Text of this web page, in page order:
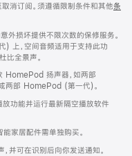
消订阅。须遵循限制条件和其他条
损坏提供不限次数的保修服务。
上，空间音频适用于支持此功
比全景声。
HomePod 扬声器，如两部
部 HomePod (第一代)。
功能并运行最新隔空播放软件
家居配件需单独购买。
并可在识别后向你发送通知。